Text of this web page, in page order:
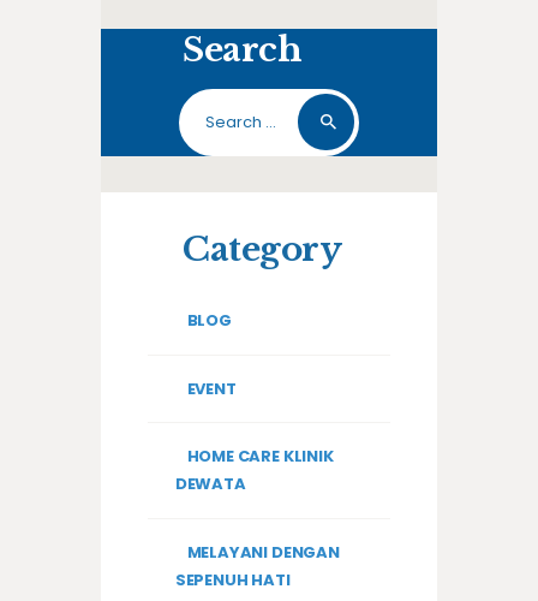
Search
Search
for:
Category
BLOG
EVENT
HOME CARE KLINIK
DEWATA
MELAYANI DENGAN
SEPENUH HATI